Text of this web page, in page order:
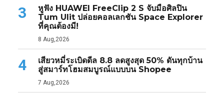
3
หูฟัง HUAWEI FreeClip 2 S จับมือศิลปิน
Tum Ulit ปล่อยคอลเลกชัน Space Explorer
ที่คุณต้องมี!
8 Aug,2026
4
เสียวหมี่ระเบิดดีล 8.8 ลดสูงสุด 50% ดันทุกบ้าน
สู่สมาร์ทโฮมสมบูรณ์แบบบน Shopee
7 Aug,2026